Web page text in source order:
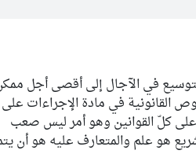
في الآجال إلى أقصى أجل
القانونية في مادة الإجراءات
كلّ القوانين وهو أمر ليس صعب
هو علم والمتعارف عليه هو أن